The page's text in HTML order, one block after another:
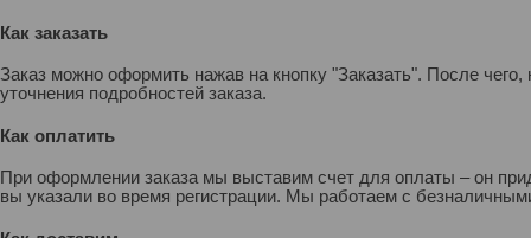
Как заказать
Заказ можно оформить нажав на кнопку "Заказать". После
уточнения подробностей заказа.
Как оплатить
При оформлении заказа мы выставим счет для оплаты – он
вы указали во время регистрации. Мы работаем с